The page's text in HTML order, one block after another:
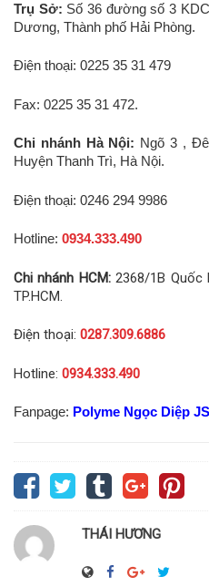
Trụ Sở: Số 36 đường số 3
Dương, Thành phố Hải Phòng.
Điện thoại: 0225 35 31 479
Fax: 0225 35 31 472.
Chi nhánh Hà Nội: Ngõ 3 ,
Huyện Thanh Trì, Hà Nội.
Điện thoại: 0246 294 9986
Hotline: 0934.333.490
Chi nhánh HCM:2368/1B Quốc
TP.HCM.
Điện thoại: 0287.309.6886
Hotline: 0934.333.490
Fanpage: Polyme Ngọc Diệp
THÁI HƯƠNG